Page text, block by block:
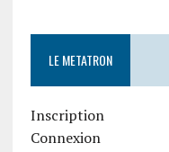
LE METATRON
Inscription
Connexion